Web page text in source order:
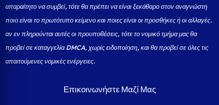
απαραίτητο να συμβεί, τότε θα πρέπει να είναι ξεκάθαρο στον αναγνώστη
ποιο είναι το πρωτότυπο κείμενο και ποιες είναι οι προσθήκες ή οι αλλαγές.
αν εν πληρούνται αυτές οι προυποθέσεις, τότε το νομικό τμήμα μας θα
προβεί σε καταγγελία DMCA, χωρίς ειδοποίηση, και θα προβεί σε όλες τις
απαιτούμενες νομικές ενέργειες.
Επικοινωνήστε Μαζί Μας